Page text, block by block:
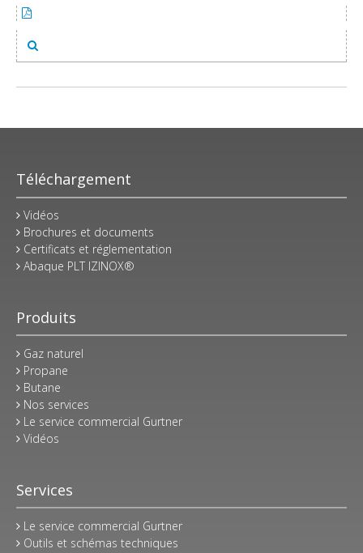
Téléchargement
Vidéos
Brochures et documents
Certificats et réglementation
Abaque PLT IZINOX®
Produits
Gaz naturel
Propane
Butane
Nos services
Le service commercial Gurtner
Vidéos
Services
Le service commercial Gurtner
Outils et schémas techniques